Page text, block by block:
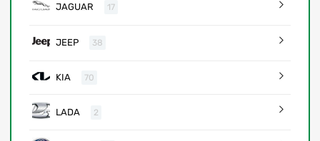
JAGUAR 17
JEEP 38
KIA 70
LADA 2